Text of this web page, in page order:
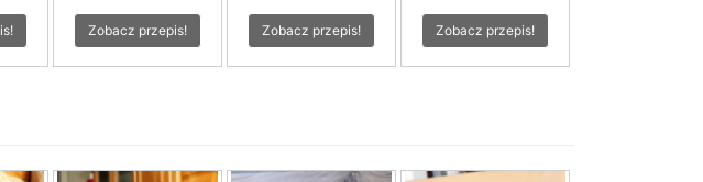
Zobacz przepis! Zobacz przepis! Zobacz przepis!